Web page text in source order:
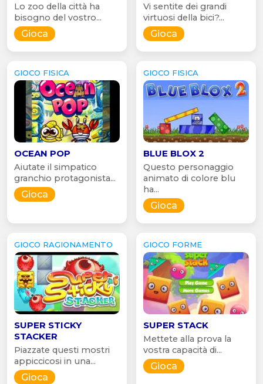
Lo zoo della città ha
bisogno del vostro...
Gioca
Vi sentite dei grandi
virtuosi della bici?...
Gioca
GIOCO FISICA
OCEAN POP
Aiutate il simpatico
granchio protagonista...
Gioca
GIOCO FISICA
BLUE BLOX 2
Questo personaggio
animato di colore blu
ha...
Gioca
GIOCO RAGIONAMENTO
SUPER STICKY
STACKER
Piazzate questi mostri
appiccicosi in una...
Gioca
GIOCO FORME
SUPER STACK
Mettete alla prova la
vostra capacità di...
Gioca